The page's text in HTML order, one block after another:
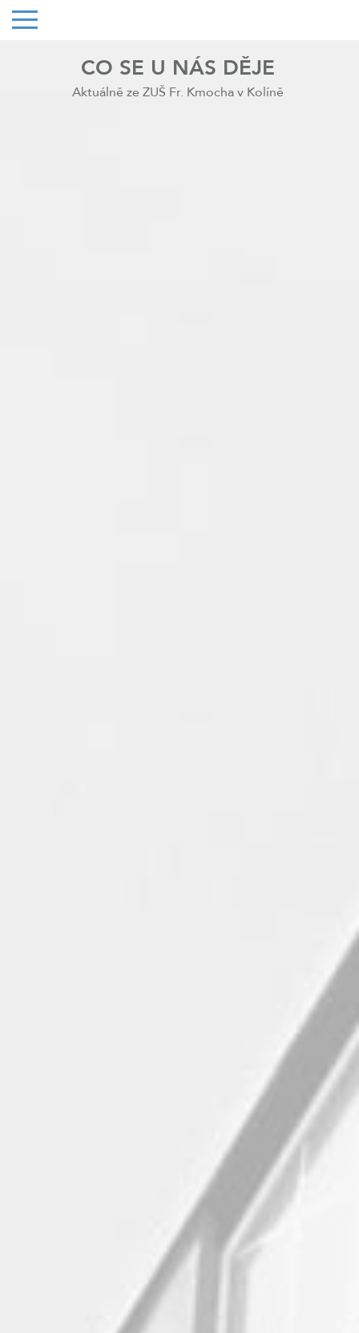
CO SE U NÁS DĚJE
Aktuálně ze ZUŠ Fr. Kmocha v Kolíně